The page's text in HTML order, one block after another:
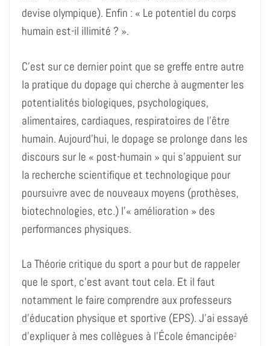
devise olympique). Enfin : « Le potentiel du corps
humain est-il illimité ? ».
C’est sur ce dernier point que se greffe entre autre
la pratique du dopage qui cherche à augmenter les
potentialités biologiques, psychologiques,
alimentaires, cardiaques, respiratoires de l’être
humain. Aujourd’hui, le dopage se prolonge dans les
discours sur le « post-humain » qui s’appuient sur
la recherche scientifique et technologique pour
poursuivre avec de nouveaux moyens (prothèses,
biotechnologies, etc.) l’« amélioration » des
performances physiques.
La Théorie critique du sport a pour but de rappeler
que le sport, c’est avant tout cela. Et il faut
notamment le faire comprendre aux professeurs
d’éducation physique et sportive (EPS). J’ai essayé
d’expliquer à mes collègues à l’École émancipée2